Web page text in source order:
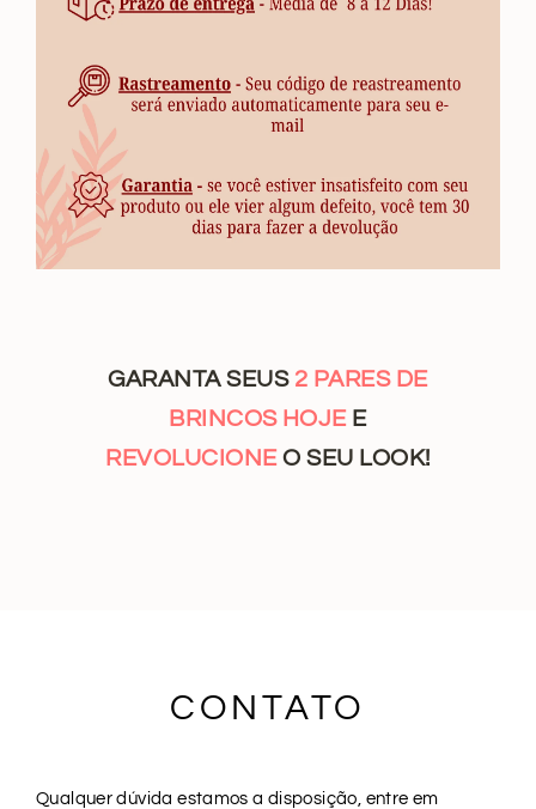
GARANTA SEUS 2 PARES DE
BRINCOS HOJEE
REVOLUCIONEO SEU LOOK!
CONTATO
Qualquer dúvida estamos a disposição, entre em